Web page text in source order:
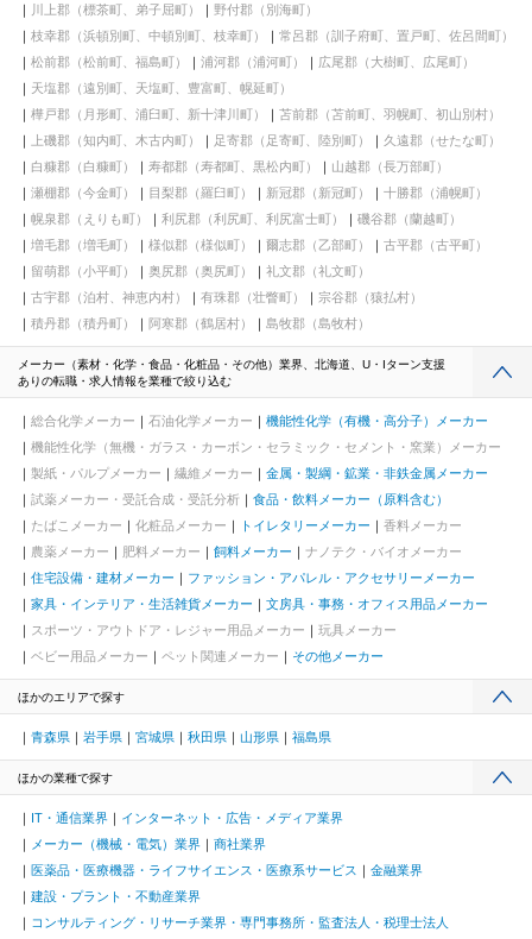
川上郡（標茶町、弟子屈町）
野付郡（別海町）
枝幸郡（浜頓別町、中頓別町、枝幸町）
常呂郡（訓子府町、置戸町、佐呂間町）
松前郡（松前町、福島町）
浦河郡（浦河町）
広尾郡（大樹町、広尾町）
天塩郡（遠別町、天塩町、豊富町、幌延町）
樺戸郡（月形町、浦臼町、新十津川町）
苫前郡（苫前町、羽幌町、初山別村）
上磯郡（知内町、木古内町）
足寄郡（足寄町、陸別町）
久遠郡（せたな町）
白糠郡（白糠町）
寿都郡（寿都町、黒松内町）
山越郡（長万部町）
瀬棚郡（今金町）
目梨郡（羅臼町） 新冠郡（新冠町）
十勝郡（浦幌町）
幌泉郡（えりも町）
利尻郡（利尻町、利尻富士町）
磯谷郡（蘭越町）
増毛郡（増毛町）
様似郡（様似町） 爾志郡（乙部町）
古平郡（古平町）
留萌郡（小平町）
奥尻郡（奥尻町）
礼文郡（礼文町）
古宇郡（泊村、神恵内村）
有珠郡（壮瞥町）
宗谷郡（猿払村）
積丹郡（積丹町）
阿寒郡（鶴居村） 島牧郡（島牧村）
メーカー（素材・化学・食品・化粧品・その他）業界、北海道、U・Iターン支援
ありの転職・求人情報を業種で絞り込む
総合化学メーカー 石油化学メーカー
機能性化学（有機・高分子）メーカー
機能性化学（無機・ガラス・カーボン・セラミック・セメント・窯業）メーカー
製紙・パルプメーカー
繊維メーカー
金属・製綱・鉱業・非鉄金属メーカー
試薬メーカー・受託合成・受託分析
食品・飲料メーカー（原料含む）
たばこメーカー
化粧品メーカー トイレタリーメーカー
香料メーカー
農薬メーカー
肥料メーカー 飼料メーカー
ナノテク・バイオメーカー
住宅設備・建材メーカー
ファッション・アパレル・アクセサリーメーカー
家具・インテリア・生活雑貨メーカー
文房具・事務・オフィス用品メーカー
スポーツ・アウトドア・レジャー用品メーカー
玩具メーカー
ベビー用品メーカー
ペット関連メーカー その他メーカー
ほかのエリアで探す
青森県 岩手県 宮城県 秋田県 山形県 福島県
ほかの業種で探す
IT・通信業界
インターネット・広告・メディア業界
メーカー（機械・電気）業界
商社業界
医薬品・医療機器・ライフサイエンス・医療系サービス
金融業界
建設・プラント・不動産業界
コンサルティング・リサーチ業界・専門事務所・監査法人・税理士法人